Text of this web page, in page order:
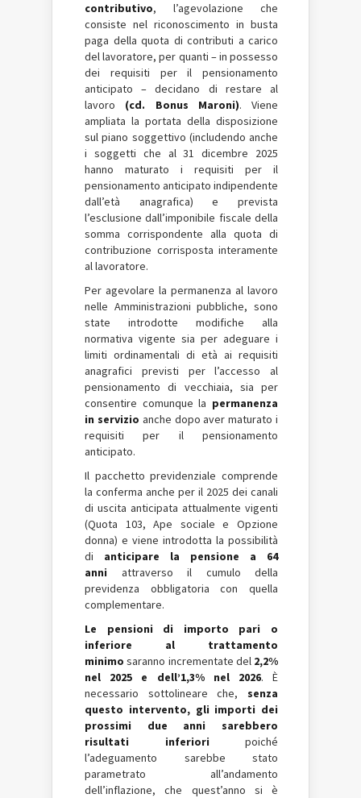
contributivo, l’agevolazione che
consiste nel riconoscimento in busta
paga della quota di contributi a carico
del lavoratore, per quanti – in possesso
dei requisiti per il pensionamento
anticipato – decidano di restare al
lavoro (cd. Bonus Maroni). Viene
ampliata la portata della disposizione
sul piano soggettivo (includendo anche
i soggetti che al 31 dicembre 2025
hanno maturato i requisiti per il
pensionamento anticipato indipendente
dall’età anagrafica) e prevista
l’esclusione dall’imponibile fiscale della
somma corrispondente alla quota di
contribuzione corrisposta interamente
al lavoratore.
Per agevolare la permanenza al lavoro
nelle Amministrazioni pubbliche, sono
state introdotte modifiche alla
normativa vigente sia per adeguare i
limiti ordinamentali di età ai requisiti
anagrafici previsti per l’accesso al
pensionamento di vecchiaia, sia per
consentire comunque la permanenza
in servizio anche dopo aver maturato i
requisiti per il pensionamento
anticipato.
Il pacchetto previdenziale comprende
la conferma anche per il 2025 dei canali
di uscita anticipata attualmente vigenti
(Quota 103, Ape sociale e Opzione
donna) e viene introdotta la possibilità
di anticipare la pensione a 64
anni attraverso il cumulo della
previdenza obbligatoria con quella
complementare.
Le pensioni di importo pari o
inferiore al trattamento
minimo saranno incrementate del 2,2%
nel 2025 e dell’1,3% nel 2026. È
necessario sottolineare che, senza
questo intervento, gli importi dei
prossimi due anni sarebbero
risultati inferiori poiché
l’adeguamento sarebbe stato
parametrato all’andamento
dell’inflazione, che quest’anno si è